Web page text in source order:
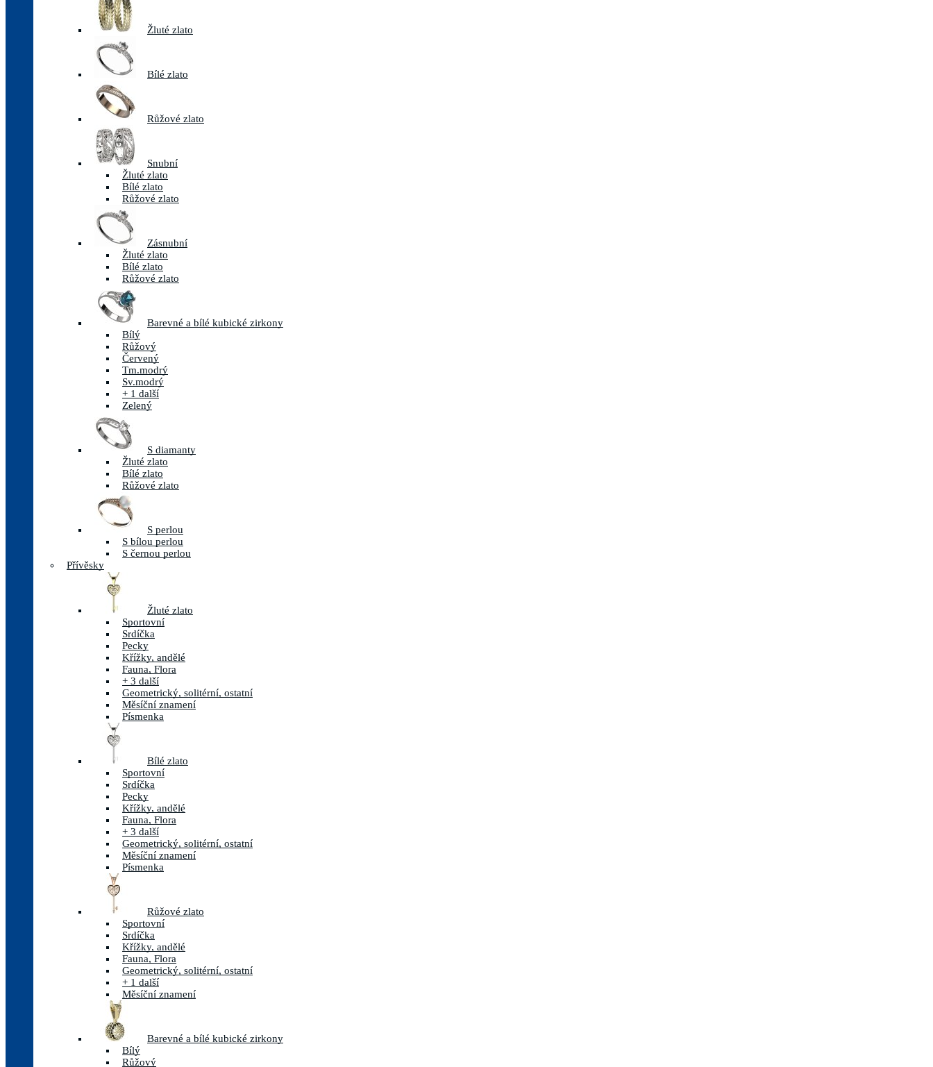
Žluté zlato
Bílé zlato
Růžové zlato
Snubní
Žluté zlato
Bílé zlato
Růžové zlato
Zásnubní
Žluté zlato
Bílé zlato
Růžové zlato
Barevné a bílé kubické zirkony
Bílý
Růžový
Červený
Tm.modrý
Sv.modrý
+ 1 další
Zelený
S diamanty
Žluté zlato
Bílé zlato
Růžové zlato
S perlou
S bílou perlou
S černou perlou
Přívěsky
Žluté zlato
Sportovní
Srdíčka
Pecky
Křížky, andělé
Fauna, Flora
+ 3 další
Geometrický, solitérní, ostatní
Měsíční znamení
Písmenka
Bílé zlato
Sportovní
Srdíčka
Pecky
Křížky, andělé
Fauna, Flora
+ 3 další
Geometrický, solitérní, ostatní
Měsíční znamení
Písmenka
Růžové zlato
Sportovní
Srdíčka
Křížky, andělé
Fauna, Flora
Geometrický, solitérní, ostatní
+ 1 další
Měsíční znamení
Barevné a bílé kubické zirkony
Bílý
Růžový